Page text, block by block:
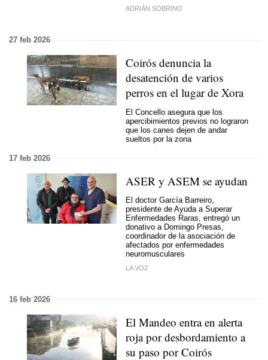
ADRIÁN SOBRINO
27 feb 2026
Coirós denuncia la
desatención de varios
perros en el lugar de Xora
El Concello asegura que los
apercibimientos previos no lograron
que los canes dejen de andar
sueltos por la zona
17 feb 2026
ASER y ASEM se ayudan
El doctor García Barreiro,
presidente de Ayuda a Superar
Enfermedades Raras, entregó un
donativo a Domingo Presas,
coordinador de la asociación de
afectados por enfermedades
neuromusculares
LA VOZ
16 feb 2026
El Mandeo entra en alerta
roja por desbordamiento a
su paso por Coirós